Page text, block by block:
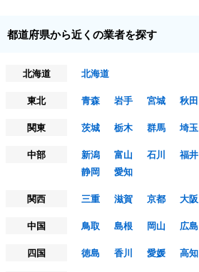
都道府県から近くの業者を探す
北海道
北海道
東北
青森 岩手 宮城 秋田
関東
茨城 栃木 群馬 埼玉
中部
新潟 富山 石川 福井
静岡
愛知
関西
三重 滋賀 京都 大阪
中国
鳥取 島根 岡山 広島
四国
徳島 香川 愛媛
高知